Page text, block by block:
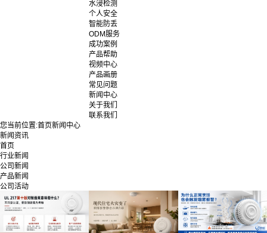
水浸检测
个人安全
智能防丢
ODM服务
成功案例
产品帮助
视频中心
产品画册
常见问题
新闻中心
关于我们
联系我们
您当前位置:首页新闻中心
新闻资讯
首页
行业新闻
公司新闻
产品新闻
公司活动